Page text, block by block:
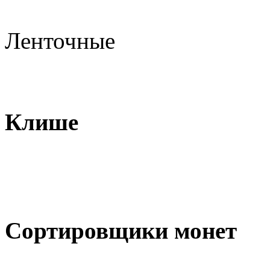
Ленточные
Клише
Сортировщики монет